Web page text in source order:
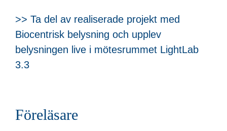
>> Ta del av realiserade projekt med
Biocentrisk belysning och upplev
belysningen live i mötesrummet LightLab
3.3
Föreläsare